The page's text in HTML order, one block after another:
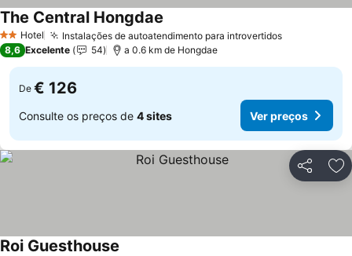
2 Estrelas
Hotel Instalações de autoatendimento para introvertidosVer preços
The Central Hongdae
8,6 Excelente 54 a 0.6 km de Hongdae
De € 126
Consulte os preços de 4 sites Ver preços
Partilhar
Roi Guesthouse